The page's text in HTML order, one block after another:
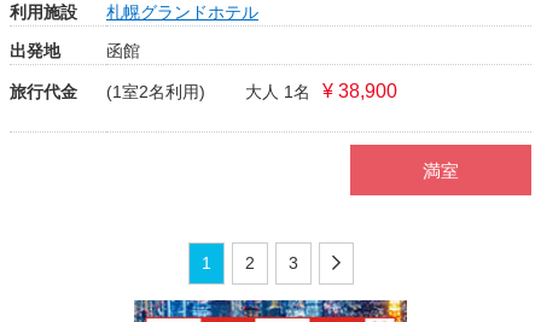
利用施設
札幌グランドホテル
出発地
函館
旅行代金 (1室2名利用) 大人 1名 ¥ 38,900
満室
1 2 3